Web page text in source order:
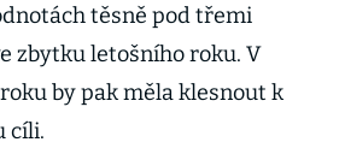
těsně pod třemi
zbytku letošního roku. V
by pak měla klesnout k
cíli.